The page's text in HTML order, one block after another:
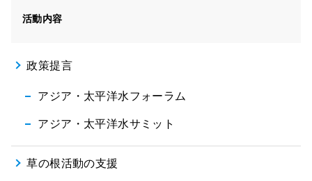
活動内容
政策提言
アジア・太平洋水フォーラム
アジア・太平洋水サミット
草の根活動の支援